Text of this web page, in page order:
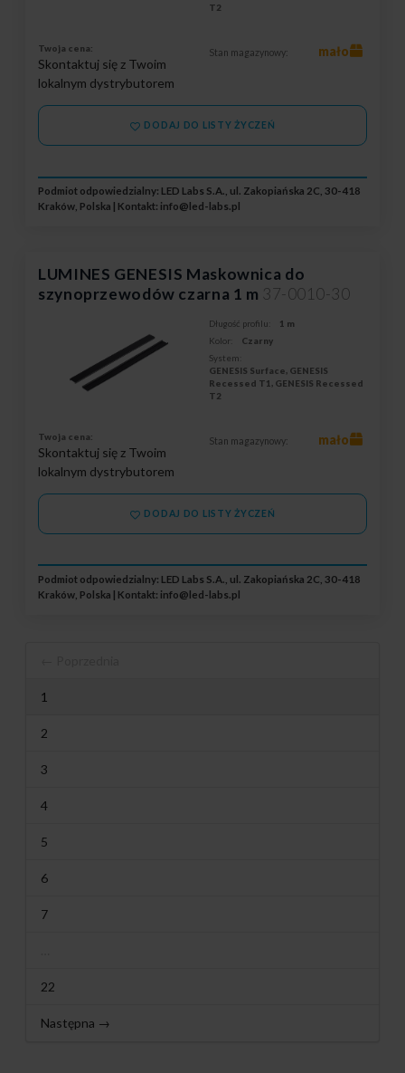
T2
Twoja cena:
Skontaktuj się z Twoim
lokalnym dystrybutorem
Stan magazynowy: mało
DODAJ DO LISTY ŻYCZEŃ
Podmiot odpowiedzialny: LED Labs S.A., ul. Zakopiańska 2C, 30-418
Kraków, Polska | Kontakt: info@led-labs.pl
LUMINES GENESIS Maskownica do
szynoprzewodów czarna 1 m 37-0010-30
Długość profilu:
1 m
Kolor:
Czarny
System:
GENESIS Surface, GENESIS
Recessed T1, GENESIS Recessed
T2
Twoja cena:
Skontaktuj się z Twoim
lokalnym dystrybutorem
Stan magazynowy: mało
DODAJ DO LISTY ŻYCZEŃ
Podmiot odpowiedzialny: LED Labs S.A., ul. Zakopiańska 2C, 30-418
Kraków, Polska | Kontakt: info@led-labs.pl
1
2
3
4
5
6
7
22
Następna →